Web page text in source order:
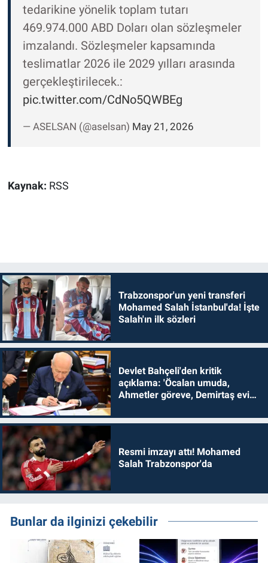
tedarikine yönelik toplam tutarı
469.974.000 ABD Doları olan sözleşmeler
imzalandı. Sözleşmeler kapsamında
teslimatlar 2026 ile 2029 yılları arasında
gerçekleştirilecek.:
pic.twitter.com/CdNo5QWBEg
— ASELSAN (@aselsan) May 21, 2026
Kaynak: RSS
Trabzonspor'un yeni transferi
Mohamed Salah İstanbul'da! İşte
Salah'ın ilk sözleri
Devlet Bahçeli'den kritik
açıklama: 'Öcalan umuda,
Ahmetler göreve, Demirtaş evine
Resmi imzayı attı! Mohamed
Salah Trabzonspor'da
Bunlar da ilginizi çekebilir